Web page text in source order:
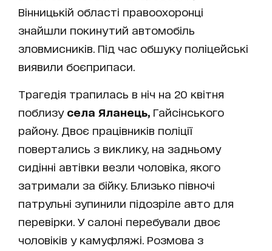
Вінницькій області правоохоронці
знайшли покинутий автомобіль
зловмисників. Під час обшуку поліцейські
виявили боєприпаси.
Трагедія трапилась в ніч на 20 квітня
поблизу села Яланець, Гайсінського
району. Двоє працівників поліції
повертались з виклику, на задньому
сидінні автівки везли чоловіка, якого
затримали за бійку. Близько півночі
патрульні зупинили підозріле авто для
перевірки. У салоні перебували двоє
чоловіків у камуфляжі. Розмова з